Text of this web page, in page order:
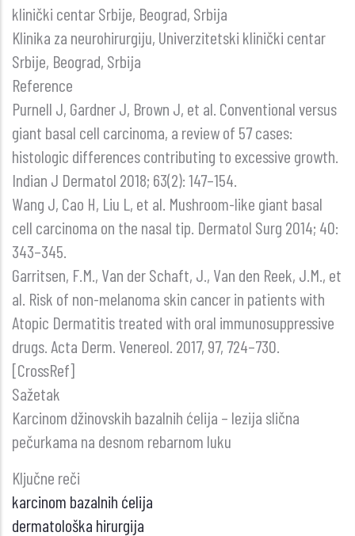
klinički centar Srbije, Beograd, Srbija
Klinika za neurohirurgiju, Univerzitetski klinički centar
Srbije, Beograd, Srbija
Reference
Purnell J, Gardner J, Brown J, et al. Conventional versus
giant basal cell carcinoma, a review of 57 cases:
histologic differences contributing to excessive growth.
Indian J Dermatol 2018; 63(2): 147–154.
Wang J, Cao H, Liu L, et al. Mushroom-like giant basal
cell carcinoma on the nasal tip. Dermatol Surg 2014; 40:
343–345.
Garritsen, F.M., Van der Schaft, J., Van den Reek, J.M., et
al. Risk of non-melanoma skin cancer in patients with
Atopic Dermatitis treated with oral immunosuppressive
drugs. Acta Derm. Venereol. 2017, 97, 724–730.
[CrossRef]
Sažetak
Karcinom džinovskih bazalnih ćelija – lezija slična
pečurkama na desnom rebarnom luku
Ključne reči
karcinom bazalnih ćelija
dermatološka hirurgija